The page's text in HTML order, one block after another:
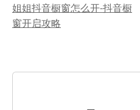
文
章
航
姐姐抖音橱窗怎么开-抖音橱
窗开启攻略